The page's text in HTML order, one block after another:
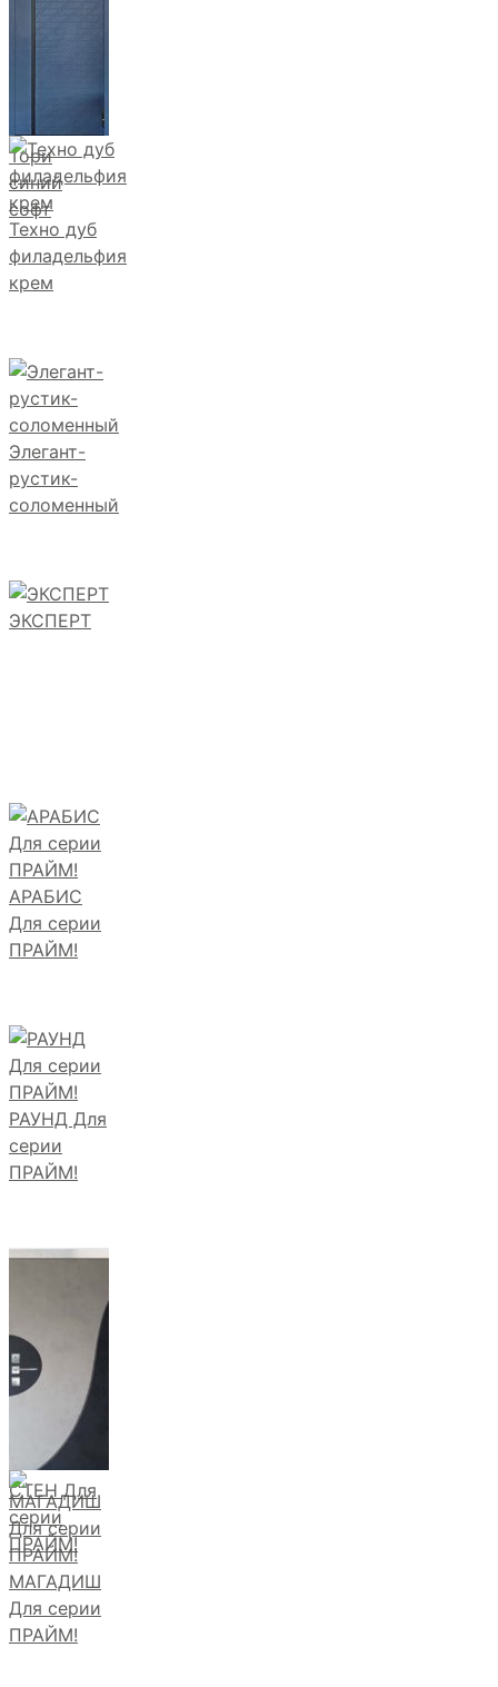
Тори
синий
софт
Техно дуб
филадельфия
крем
Элегант-
рустик-
соломенный
ЭКСПЕРТ
АРАБИС
Для серии
ПРАЙМ!
РАУНД Для
серии
ПРАЙМ!
СТЕН Для
серии
ПРАЙМ!
МАГАДИШ
Для серии
ПРАЙМ!